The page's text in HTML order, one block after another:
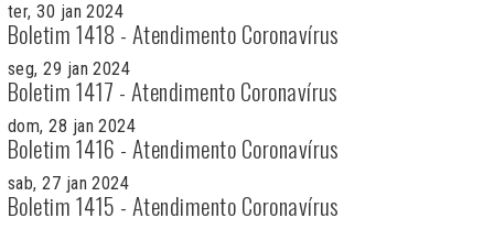
ter, 30 jan 2024
Boletim 1418 - Atendimento Coronavírus
seg, 29 jan 2024
Boletim 1417 - Atendimento Coronavírus
dom, 28 jan 2024
Boletim 1416 - Atendimento Coronavírus
sab, 27 jan 2024
Boletim 1415 - Atendimento Coronavírus